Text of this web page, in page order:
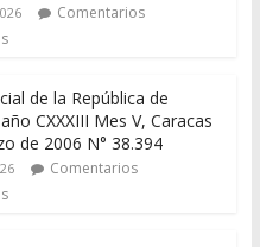
Comentarios
de la República de
CXXXIII Mes V, Caracas
de 2006 N° 38.394
Comentarios